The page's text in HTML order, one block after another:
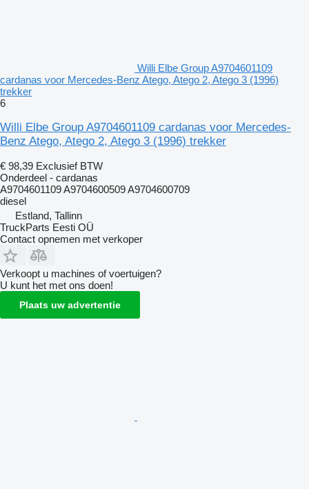
Willi Elbe Group A9704601109
cardanas voor Mercedes-Benz Atego, Atego 2, Atego 3 (1996)
trekker
6
Willi Elbe Group A9704601109 cardanas voor Mercedes-
Benz Atego, Atego 2, Atego 3 (1996) trekker
€ 98,39 Exclusief BTW
Onderdeel - cardanas
A9704601109 A9704600509 A9704600709
diesel
Estland, Tallinn
TruckParts Eesti OÜ
Contact opnemen met verkoper
Verkoopt u machines of voertuigen?
U kunt het met ons doen!
Plaats uw advertentie